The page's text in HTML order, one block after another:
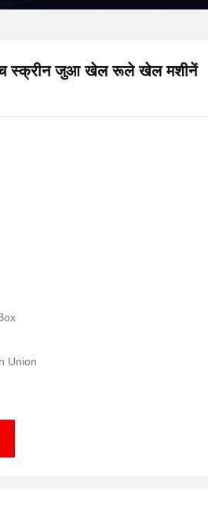
स्क्रीन जुआ खेल रूले खेल मशीनें
Union